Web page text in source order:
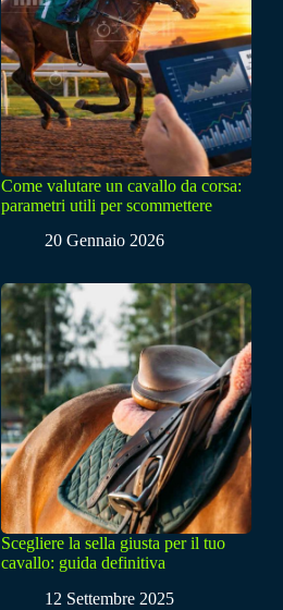
Come valutare un cavallo da corsa:
parametri utili per scommettere
20 Gennaio 2026
Scegliere la sella giusta per il tuo
cavallo: guida definitiva
12 Settembre 2025